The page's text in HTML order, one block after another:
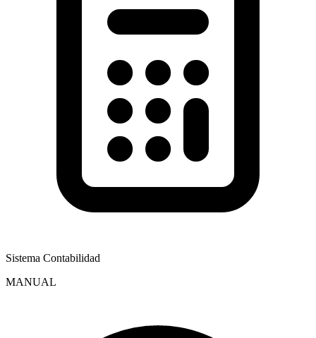
Sistema Contabilidad
MANUAL